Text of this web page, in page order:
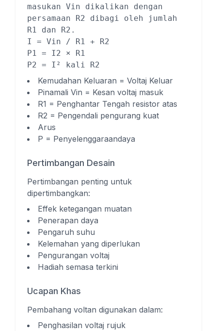
masukan Vin dikalikan dengan
persamaan R2 dibagi oleh jumlah
R1 dan R2.
I = Vin / R1 + R2
P1 = I2 × R1
P2 = I² kali R2
Kemudahan Keluaran = Voltaj Keluar
Pinamali Vin = Kesan voltaj masuk
R1 = Penghantar Tengah resistor atas
R2 = Pengendali pengurang kuat
Arus
P = Penyelenggaraandaya
Pertimbangan Desain
Pertimbangan penting untuk
dipertimbangkan:
Effek ketegangan muatan
Penerapan daya
Pengaruh suhu
Kelemahan yang diperlukan
Pengurangan voltaj
Hadiah semasa terkini
Ucapan Khas
Pembahang voltan digunakan dalam:
Penghasilan voltaj rujuk